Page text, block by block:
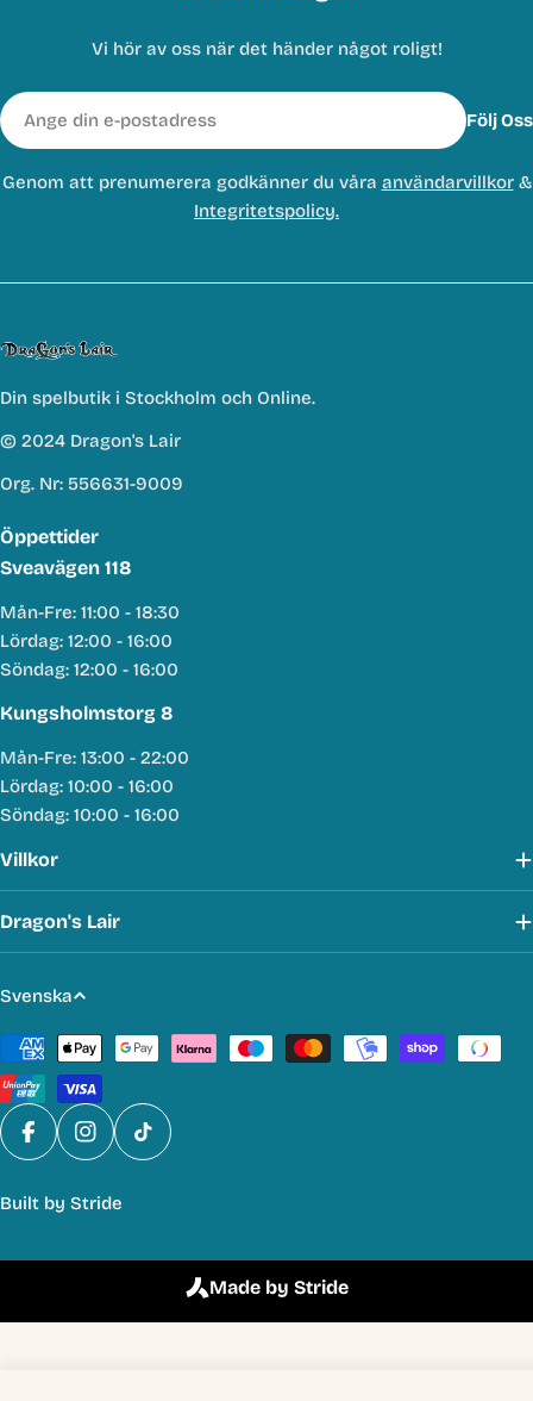
Vi hör av oss när det händer något roligt!
E-
post
Följ Oss
Genom att prenumerera godkänner du våra användarvillkor&
Integritetspolicy.
Din spelbutik i Stockholm och Online.
© 2024 Dragon's Lair
Org. Nr: 556631-9009
Öppettider
Sveavägen 118
Mån-Fre: 11:00 - 18:30
Lördag: 12:00 - 16:00
Söndag: 12:00 - 16:00
Kungsholmstorg 8
Mån-Fre: 13:00 - 22:00
Lördag: 10:00 - 16:00
Söndag: 10:00 - 16:00
Villkor
Dragon's Lair
S
p
r
å
k
Svenska
Betalmetoder
FacebookInstagram
TikTok
Built by Stride
Made by Stride